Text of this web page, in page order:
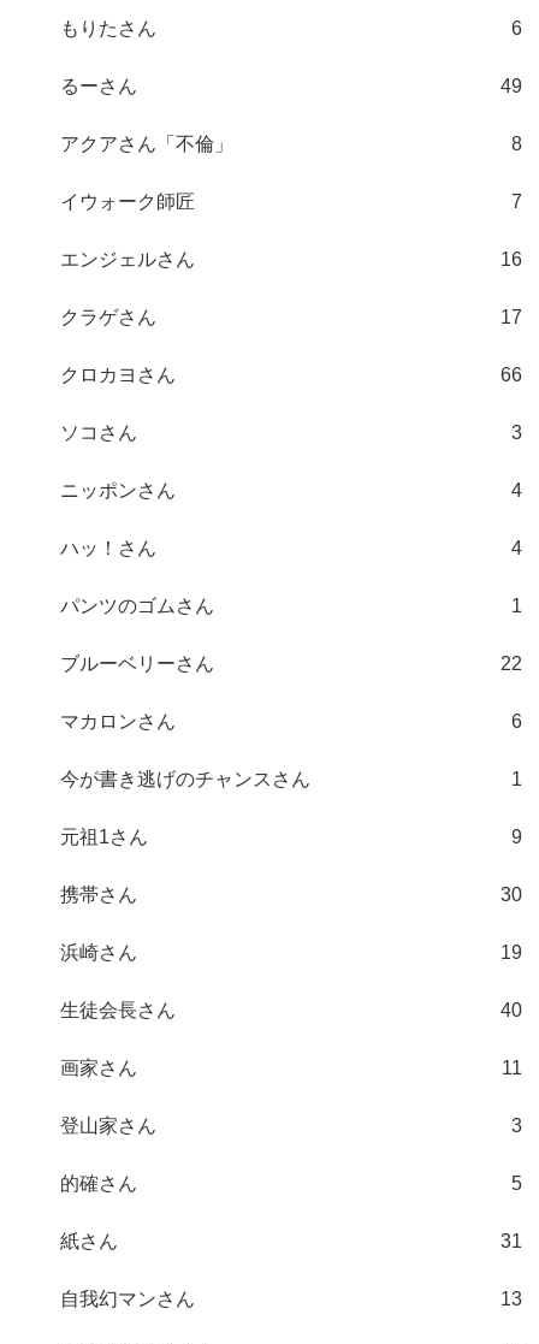
もりたさん 6
るーさん 49
アクアさん「不倫」 8
イウォーク師匠 7
エンジェルさん 16
クラゲさん 17
クロカヨさん 66
ソコさん 3
ニッポンさん 4
ハッ！さん 4
パンツのゴムさん 1
ブルーベリーさん 22
マカロンさん 6
今が書き逃げのチャンスさん 1
元祖1さん 9
携帯さん 30
浜崎さん 19
生徒会長さん 40
画家さん 11
登山家さん 3
的確さん 5
紙さん 31
自我幻マンさん 13